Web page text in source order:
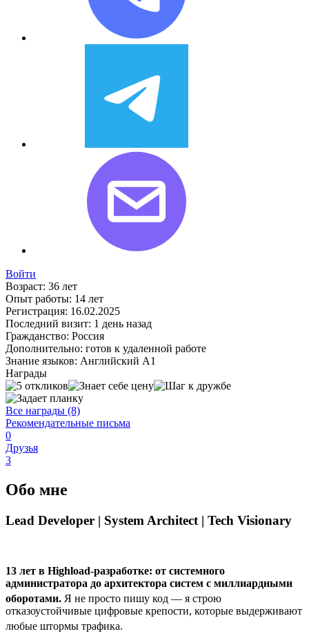
Войти
Возраст: 36 лет
Опыт работы: 14 лет
Регистрация: 16.02.2025
Последний визит: 1 день назад
Гражданство: Россия
Дополнительно: готов к удаленной работе
Знание языков: Английский А1
Награды
Все награды (8)
Рекомендательные письма
0
Друзья
3
Обо мне
Lead Developer | System Architect | Tech Visionary
13 лет в Highload-разработке: от системного
администратора до архитектора систем с миллиардными
оборотами. Я не просто пишу код — я строю
отказоустойчивые цифровые крепости, которые выдерживают
любые штормы трафика.